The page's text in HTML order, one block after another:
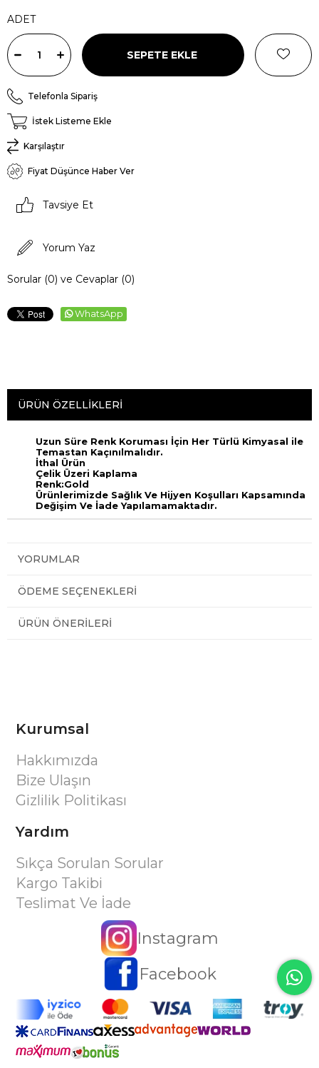
ADET
Telefonla Sipariş
İstek Listeme Ekle
Karşılaştır
Fiyat Düşünce Haber Ver
Tavsiye Et
Yorum Yaz
Sorular (0) ve Cevaplar (0)
WhatsApp
ÜRÜN ÖZELLIKLERI
Uzun Süre Renk Koruması İçin Her Türlü Kimyasal ile
Temastan Kaçınılmalıdır.
İthal Ürün
Çelik Üzeri Kaplama
Renk:Gold
Ürünlerimizde Sağlık Ve Hijyen Koşulları Kapsamında
Değişim Ve İade Yapılamamaktadır.
YORUMLAR
ÖDEME SEÇENEKLERI
ÜRÜN ÖNERILERI
Kurumsal
Hakkımızda
Bize Ulaşın
Gizlilik Politikası
Yardım
Sıkça Sorulan Sorular
Kargo Takibi
Teslimat Ve İade
Instagram
Facebook